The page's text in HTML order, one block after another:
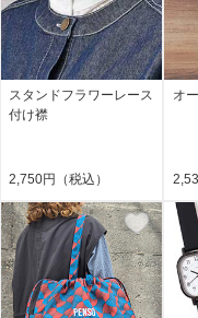
スタンドフラワーレース
付け襟
2,750円（税込）
オ